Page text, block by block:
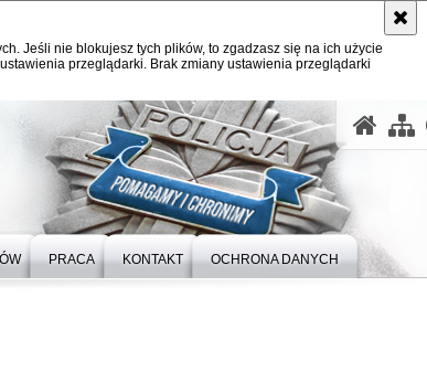
Jeśli nie blokujesz tych plików, to zgadzasz się na ich użycie
przeglądarki. Brak zmiany ustawienia przeglądarki
PRACA KONTAKT OCHRONA DANYCH